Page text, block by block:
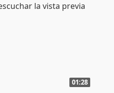
01:28